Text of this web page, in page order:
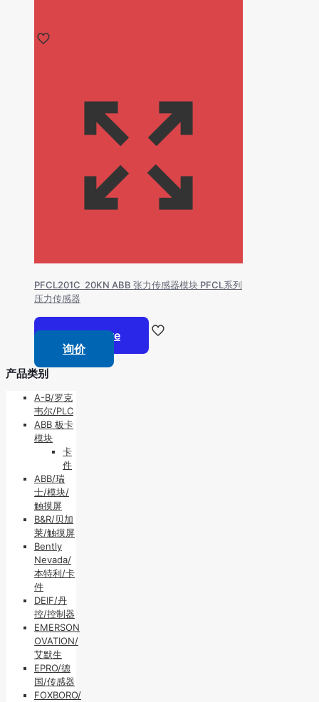
PFCL201C 20KN ABB 张力传感器模块 PFCL系列
压力传感器
Read more
询价
产品类别
A-B/罗克
韦尔/PLC
ABB 板卡
模块
卡
件
ABB/瑞
士/模块/
触摸屏
B&R/贝加
莱/触摸屏
Bently
Nevada/
本特利/卡
件
DEIF/丹
控/控制器
EMERSON
OVATION/
艾默生
EPRO/德
国/传感器
FOXBORO/